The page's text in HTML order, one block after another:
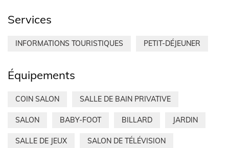
Services
INFORMATIONS TOURISTIQUES PETIT-DÉJEUNER
Équipements
COIN SALON SALLE DE BAIN PRIVATIVE
SALON BABY-FOOT BILLARD JARDIN
SALLE DE JEUX SALON DE TÉLÉVISION